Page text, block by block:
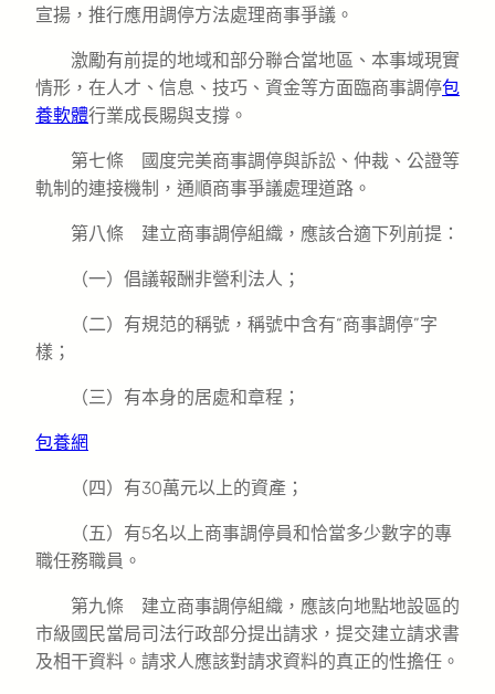
宣揚，推行應用調停方法處理商事爭議。
激勵有前提的地域和部分聯合當地區、本事域現實
情形，在人才、信息、技巧、資金等方面臨商事調停包
養軟體行業成長賜與支撐。
第七條 國度完美商事調停與訴訟、仲裁、公證等
軌制的連接機制，通順商事爭議處理道路。
第八條 建立商事調停組織，應該合適下列前提：
（一）倡議報酬非營利法人；
（二）有規范的稱號，稱號中含有“商事調停”字
樣；
（三）有本身的居處和章程；
包養網
（四）有30萬元以上的資產；
（五）有5名以上商事調停員和恰當多少數字的專
職任務職員。
第九條 建立商事調停組織，應該向地點地設區的
市級國民當局司法行政部分提出請求，提交建立請求書
及相干資料。請求人應該對請求資料的真正的性擔任。